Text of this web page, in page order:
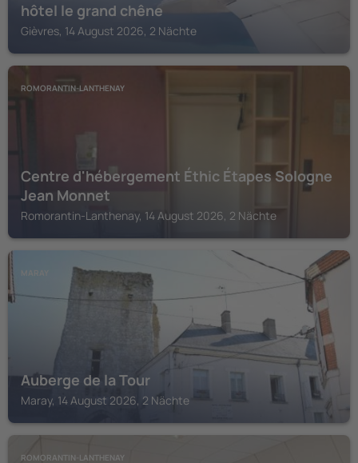
hôtel le grand chêne
Gièvres, 14 August 2026, 2 Nächte
ROMORANTIN-LANTHENAY
Centre d'hébergement Éthic Étapes Sologne
Jean Monnet
Romorantin-Lanthenay, 14 August 2026, 2 Nächte
MARAY
Auberge de la Tour
Maray, 14 August 2026, 2 Nächte
ROMORANTIN-LANTHENAY